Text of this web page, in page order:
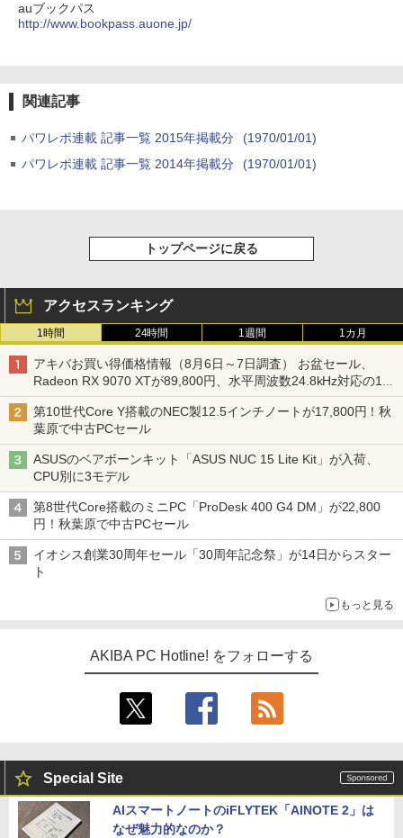
auブックパス
http://www.bookpass.auone.jp/
関連記事
パワレポ連載 記事一覧 2015年掲載分
(1970/01/01)
パワレポ連載 記事一覧 2014年掲載分
(1970/01/01)
トップページに戻る
アクセスランキング
1時間 24時間 1週間 1カ月
アキバお買い得価格情報（8月6日～7日調査） お盆セール、
Radeon RX 9070 XTが89,800円、水平周波数24.8kHz対応の17
型モニターが9,801円、暑さ指数連動セール ほか
第10世代Core Y搭載のNEC製12.5インチノートが17,800円！秋
葉原で中古PCセール
ASUSのベアボーンキット「ASUS NUC 15 Lite Kit」が入荷、
CPU別に3モデル
第8世代Core搭載のミニPC「ProDesk 400 G4 DM」が22,800
円！秋葉原で中古PCセール
イオシス創業30周年セール「30周年記念祭」が14日からスター
ト
もっと見る
AKIBA PC Hotline! をフォローする
Special Site
AIスマートノートのiFLYTEK「AINOTE 2」は
なぜ魅力的なのか？